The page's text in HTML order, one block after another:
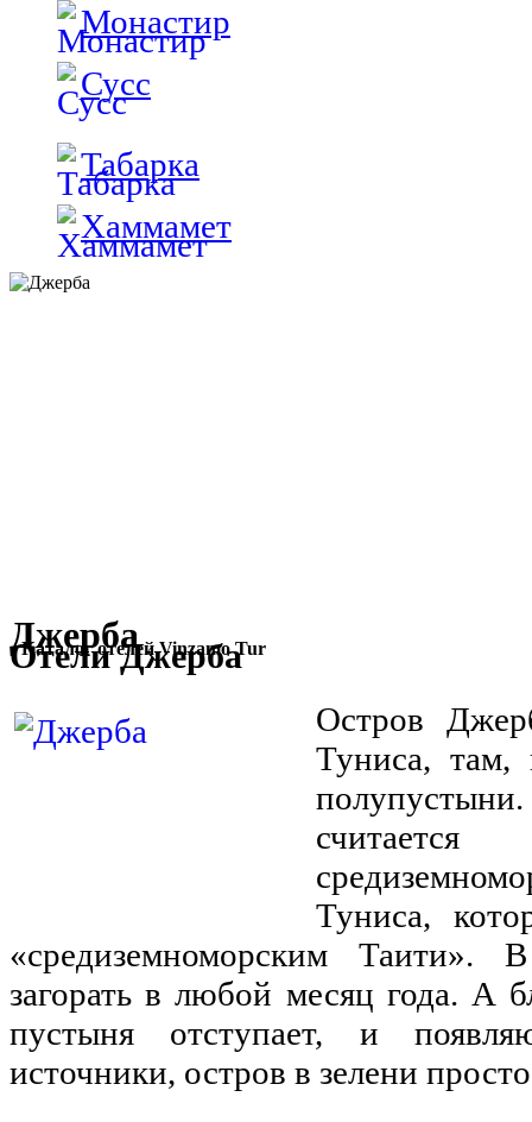
Монастир
Сусс
Табарка
Хаммамет
Джерба
Каталог отелей Vinzamo Tur
Отели Джерба
Остров
Туниса, там,
Туниса,
«средиземноморским
загорать в любой месяц года. А
пустыня отступает, и
источники, остров в зелени